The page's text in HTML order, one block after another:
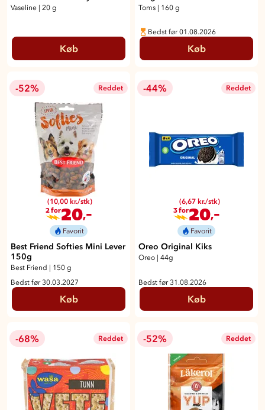
Vaseline | 20 g
Køb
Toms | 160 g
Bedst før 01.08.2026
Køb
-52% Reddet
(10,00 kr./stk)
2 for20,-
Favorit
Best Friend Softies Mini Lever
150g
Best Friend
150 g
Bedst før 30.03.2027
Køb
-44% Reddet
(6,67 kr./stk)
3 for20,-
Favorit
Oreo Original Kiks
Oreo 44g
Bedst før 31.08.2026
Køb
-68% Reddet -52% Reddet